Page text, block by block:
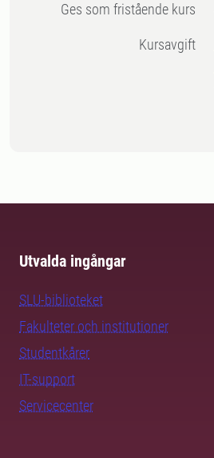
Ges som fristående kurs
Kursavgift
Utvalda ingångar
SLU-biblioteket
Fakulteter och institutioner
Studentkårer
IT-support
Servicecenter